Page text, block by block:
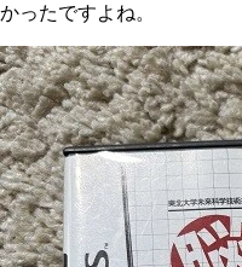
かったですよね。